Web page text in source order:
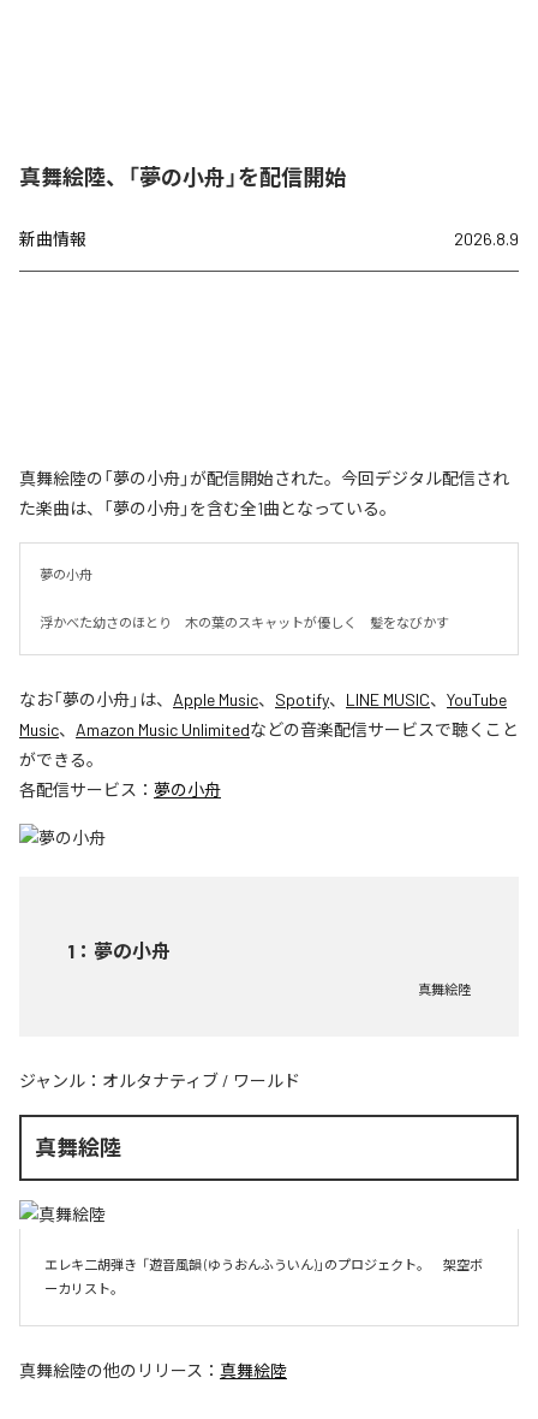
真舞絵陸、「夢の小舟」を配信開始
新曲情報 2026.8.9
真舞絵陸の「夢の小舟」が配信開始された。今回デジタル配信され
た楽曲は、「夢の小舟」を含む全1曲となっている。
夢の小舟
浮かべた幼さのほとり　木の葉のスキャットが優しく　髪をなびかす
なお「夢の小舟」は、 Apple Music、 Spotify、 LINE MUSIC、 YouTube
Music、 Amazon Music Unlimitedなどの音楽配信サービスで聴くこと
ができる。
各配信サービス： 夢の小舟
1 ： 夢の小舟
真舞絵陸
ジャンル： オルタナティブ / ワールド
真舞絵陸
エレキ二胡弾き  「遊音風韻 (ゆうおんふういん)」のプロジェクト。　架空ボ
ーカリスト。
真舞絵陸の他のリリース： 真舞絵陸